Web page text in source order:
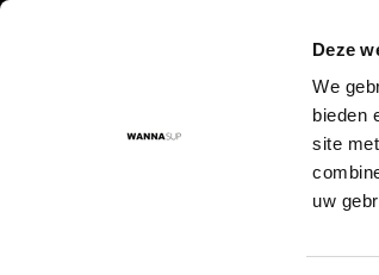
Deze
We
bieden
site
uw
Instructievideo's
Voor 17:00 besteld = morgen in huis!